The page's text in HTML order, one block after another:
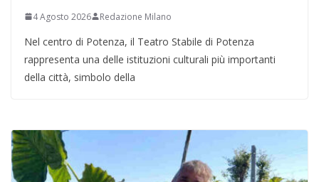
4 Agosto 2026 Redazione Milano
Nel centro di Potenza, il Teatro Stabile di Potenza
rappresenta una delle istituzioni culturali più importanti
della città, simbolo della